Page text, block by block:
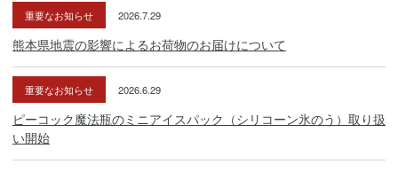
重要なお知らせ 2026.7.29
熊本県地震の影響によるお荷物のお届けについて
重要なお知らせ 2026.6.29
ピーコック魔法瓶のミニアイスパック（シリコーン氷のう）取り扱
い開始